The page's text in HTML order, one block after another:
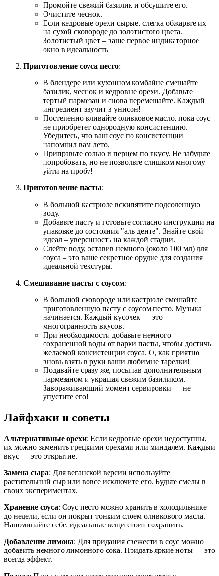
Промойте свежий базилик и обсушите его.
Очистите чеснок.
Если кедровые орехи сырые, слегка обжарьте их
на сухой сковороде до золотистого цвета.
Золотистый цвет – ваше первое индикаторное
окно в идеальность.
Приготовление соуса песто:
В блендере или кухонном комбайне смешайте
базилик, чеснок и кедровые орехи. Добавьте
тертый пармезан и снова перемешайте. Каждый
ингредиент звучит в унисон!
Постепенно вливайте оливковое масло, пока соус
не приобретет однородную консистенцию.
Убедитесь, что ваш соус по консистенции
напомнил вам лето.
Приправьте солью и перцем по вкусу. Не забудьте
попробовать, но не позвольте слишком многому
уйти на пробу!
Приготовление пасты:
В большой кастрюле вскипятите подсоленную
воду.
Добавьте пасту и готовьте согласно инструкции на
упаковке до состояния "аль денте". Знайте свой
идеал – уверенность на каждой стадии.
Слейте воду, оставив немного (около 100 мл) для
соуса – это ваше секретное орудие для создания
идеальной текстуры.
Смешивание пасты с соусом:
В большой сковороде или кастрюле смешайте
приготовленную пасту с соусом песто. Музыка
начинается. Каждый кусочек — это
многогранность вкусов.
При необходимости добавьте немного
сохраненной воды от варки пасты, чтобы достичь
желаемой консистенции соуса. О, как приятно
вновь взять в руки ваши любимые тарелки!
Подавайте сразу же, посыпав дополнительным
пармезаном и украшая свежим базиликом.
Завораживающий момент сервировки — не
упустите его!
Лайфхаки и советы
Альтернативные орехи: Если кедровые орехи недоступны,
их можно заменить грецкими орехами или миндалем. Каждый
вкус — это открытие.
Замена сыра: Для веганской версии используйте
растительный сыр или вовсе исключите его. Будьте смелы в
своих экспериментах.
Хранение соуса: Соус песто можно хранить в холодильнике
до недели, если он покрыт тонким слоем оливкового масла.
Напоминайте себе: идеальные вещи стоит сохранить.
Добавление лимона: Для придания свежести в соус можно
добавить немного лимонного сока. Придать яркие ноты — это
всегда эффект.